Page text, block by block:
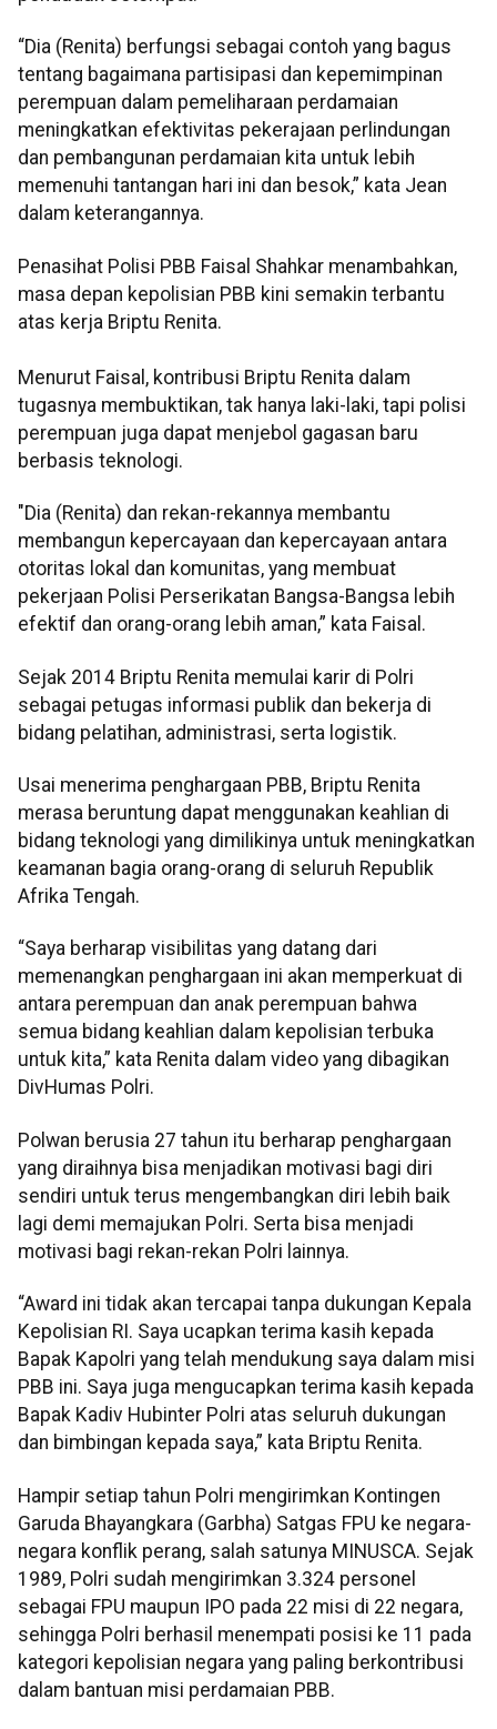
“Dia (Renita) berfungsi sebagai contoh yang bagus
tentang bagaimana partisipasi dan kepemimpinan
perempuan dalam pemeliharaan perdamaian
meningkatkan efektivitas pekerajaan perlindungan
dan pembangunan perdamaian kita untuk lebih
memenuhi tantangan hari ini dan besok,” kata Jean
dalam keterangannya.
Penasihat Polisi PBB Faisal Shahkar menambahkan,
masa depan kepolisian PBB kini semakin terbantu
atas kerja Briptu Renita.
Menurut Faisal, kontribusi Briptu Renita dalam
tugasnya membuktikan, tak hanya laki-laki, tapi polisi
perempuan juga dapat menjebol gagasan baru
berbasis teknologi.
"Dia (Renita) dan rekan-rekannya membantu
membangun kepercayaan dan kepercayaan antara
otoritas lokal dan komunitas, yang membuat
pekerjaan Polisi Perserikatan Bangsa-Bangsa lebih
efektif dan orang-orang lebih aman,” kata Faisal.
Sejak 2014 Briptu Renita memulai karir di Polri
sebagai petugas informasi publik dan bekerja di
bidang pelatihan, administrasi, serta logistik.
Usai menerima penghargaan PBB, Briptu Renita
merasa beruntung dapat menggunakan keahlian di
bidang teknologi yang dimilikinya untuk meningkatkan
keamanan bagia orang-orang di seluruh Republik
Afrika Tengah.
“Saya berharap visibilitas yang datang dari
memenangkan penghargaan ini akan memperkuat di
antara perempuan dan anak perempuan bahwa
semua bidang keahlian dalam kepolisian terbuka
untuk kita,” kata Renita dalam video yang dibagikan
DivHumas Polri.
Polwan berusia 27 tahun itu berharap penghargaan
yang diraihnya bisa menjadikan motivasi bagi diri
sendiri untuk terus mengembangkan diri lebih baik
lagi demi memajukan Polri. Serta bisa menjadi
motivasi bagi rekan-rekan Polri lainnya.
“Award ini tidak akan tercapai tanpa dukungan Kepala
Kepolisian RI. Saya ucapkan terima kasih kepada
Bapak Kapolri yang telah mendukung saya dalam misi
PBB ini. Saya juga mengucapkan terima kasih kepada
Bapak Kadiv Hubinter Polri atas seluruh dukungan
dan bimbingan kepada saya,” kata Briptu Renita.
Hampir setiap tahun Polri mengirimkan Kontingen
Garuda Bhayangkara (Garbha) Satgas FPU ke negara-
negara konflik perang, salah satunya MINUSCA. Sejak
1989, Polri sudah mengirimkan 3.324 personel
sebagai FPU maupun IPO pada 22 misi di 22 negara,
sehingga Polri berhasil menempati posisi ke 11 pada
kategori kepolisian negara yang paling berkontribusi
dalam bantuan misi perdamaian PBB.